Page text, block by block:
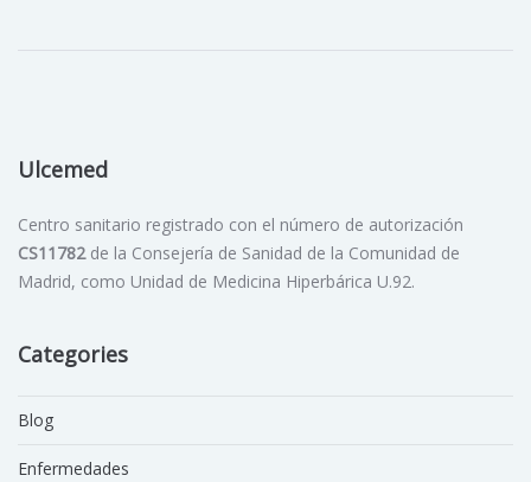
Ulcemed
Centro sanitario registrado con el número de autorización
CS11782de la Consejería de Sanidad de la Comunidad de
Madrid, como Unidad de Medicina Hiperbárica U.92.
Categories
Blog
Enfermedades